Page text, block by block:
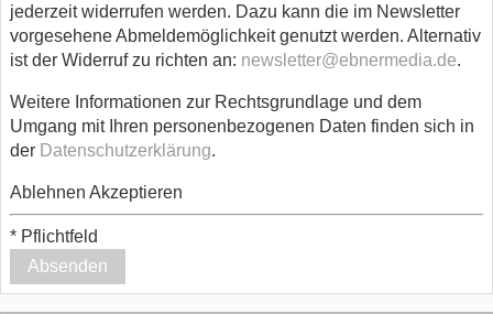
jederzeit widerrufen werden. Dazu kann die im Newsletter
vorgesehene Abmeldemöglichkeit genutzt werden. Alternativ
ist der Widerruf zu richten an: newsletter@ebnermedia.de.
Weitere Informationen zur Rechtsgrundlage und dem
Umgang mit Ihren personenbezogenen Daten finden sich in
der Datenschutzerklärung.
Ablehnen Akzeptieren
* Pflichtfeld
Absenden